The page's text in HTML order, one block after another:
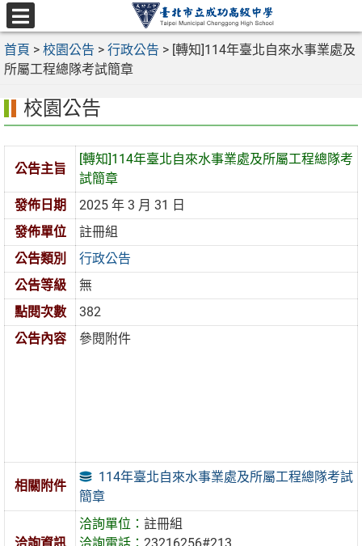
跳
至
主
要
區
選
單
首頁 > 校園公告 > 行政公告 > [轉知]114年臺北自來水事業處及
所屬工程總隊考試簡章
校園公告
公告主旨
[轉知]114年臺北自來水事業處及所屬工程總隊考
試簡章
發佈日期
2025 年 3 月 31 日
發佈單位
註冊組
公告類別
行政公告
公告等級
無
點閱次數
382
公告內容
參閱附件
相關附件
114年臺北自來水事業處及所屬工程總隊考試
簡章
洽詢單位：註冊組